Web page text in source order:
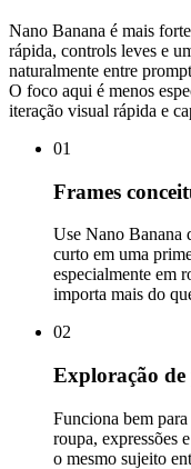
Nano Banana é mais
rápida, controls leves e
naturalmente entre
O foco aqui é menos
iteração visual rápida e
01
Frames
Use Nano Banana
curto em uma
especialmente em
importa mais do
02
Exploração de
Funciona bem
roupa, expressões
o mesmo sujeito